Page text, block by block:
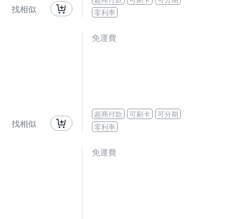
找相似
零利率
找相似
免運費
超商付款 可刷卡
可分期
零利率
免運費